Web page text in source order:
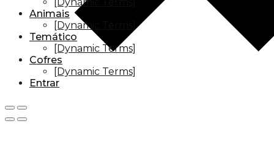
[Dynamic Terms]
Animais
[Dynamic Terms]
Temático
[Dynamic Terms]
Cofres
[Dynamic Terms]
Entrar